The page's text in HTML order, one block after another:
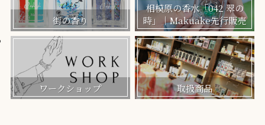
街の香り
相模原の香水「042 翠の
時」｜Makuake先行販売
ワークショップ 取扱商品